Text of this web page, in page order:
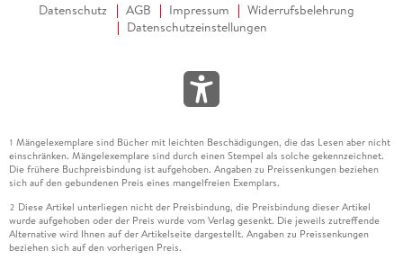
Datenschutz AGB Impressum
Widerrufsbelehrung
Datenschutzeinstellungen
1 Mängelexemplare sind Bücher mit leichten Beschädigungen, die das Lesen aber nicht
einschränken. Mängelexemplare sind durch einen Stempel als solche gekennzeichnet.
Die frühere Buchpreisbindung ist aufgehoben. Angaben zu Preissenkungen beziehen
sich auf den gebundenen Preis eines mangelfreien Exemplars.
2 Diese Artikel unterliegen nicht der Preisbindung, die Preisbindung dieser Artikel
wurde aufgehoben oder der Preis wurde vom Verlag gesenkt. Die jeweils zutreffende
Alternative wird Ihnen auf der Artikelseite dargestellt. Angaben zu Preissenkungen
beziehen sich auf den vorherigen Preis.